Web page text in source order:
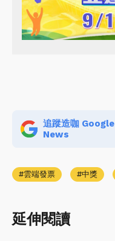
追蹤造咖 Google
News
雲端發票 中獎
延伸閱讀